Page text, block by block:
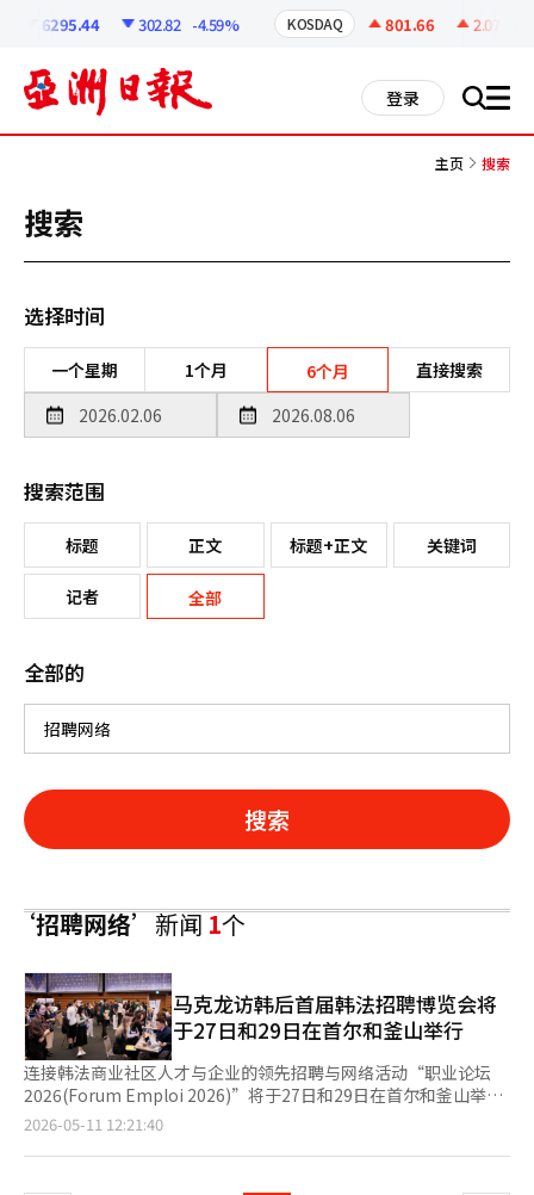
6295.44 302.82 -4.59% KOSDAQ 801.66 2.07
登录 搜 all
主页 搜索
搜索
选择时间
一个星期 1个月 6个月 直接搜索
搜索范围
标题 正文 标题+正文 关键词
记者 全部
全部的
搜索
‘招聘网络’新闻1个
马克龙访韩后首届韩法招聘博览会将
于27日和29日在首尔和釜山举行
连接韩法商业社区人才与企业的领先招聘与网络活动“职业论坛
2026(Forum Emploi 2026)”将于27日和29日在首尔和釜山举
行。特别是今年的活动是在法国总统埃马纽埃尔·马克龙上月访韩
驻韩法国商会(FKCCI)主办，旨在为法国及全球企业与求职者提供
2026-05-11 12:21:40
页